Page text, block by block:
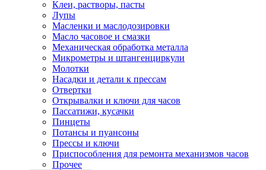
Клеи, растворы, пасты
Лупы
Масленки и маслодозировки
Масло часовое и смазки
Механическая обработка металла
Микрометры и штангенциркули
Молотки
Насадки и детали к прессам
Отвертки
Открывалки и ключи для часов
Пассатижи, кусачки
Пинцеты
Потансы и пуансоны
Прессы и ключи
Приспособления для ремонта механизмов часов
Прочее